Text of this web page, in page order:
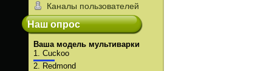
Каналы пользователей
Наш опрос
Ваша модель мультиварки
1. Cuckoo
2.
Redmond